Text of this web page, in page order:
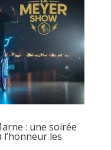
: une soirée
les